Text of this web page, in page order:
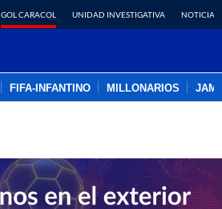
GOL CARACOL UNIDAD INVESTIGATIVA NOTICIAS
FIFA-INFANTINO MILLONARIOS